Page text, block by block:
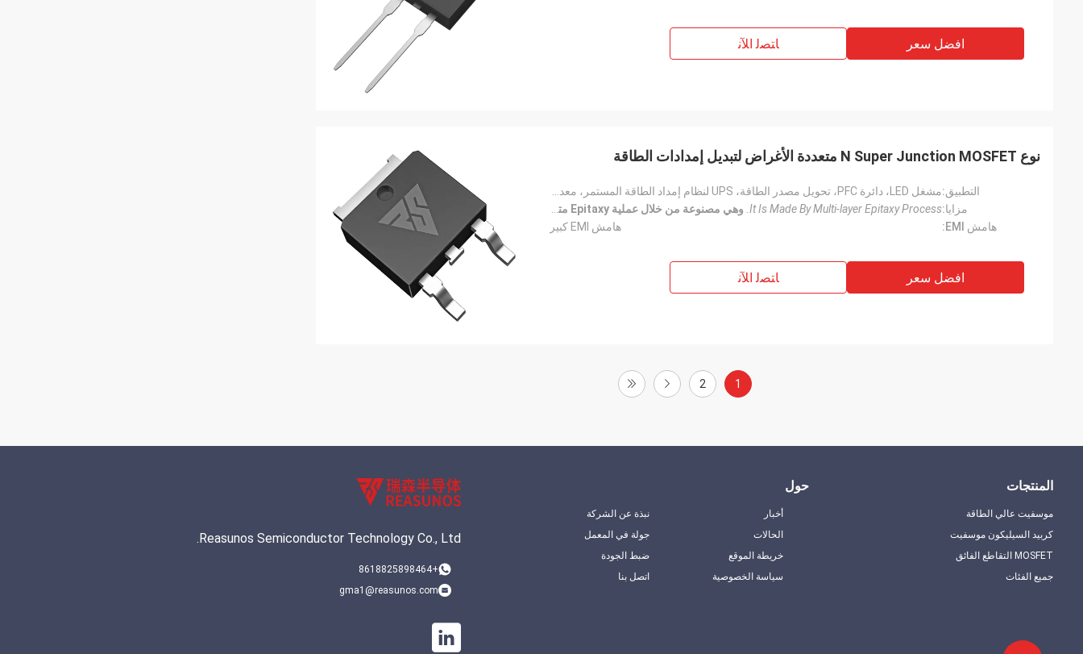
افضل سعر ﺎﺘﺼﻟ ﺍﻶﻧ
نوع N Super Junction MOSFET متعددة الأغراض لتبديل إمدادات الطاقة
التطبيق:
مزايا:It Is Made By Multi-layer Epitaxy Process. وهي مصنوعة من خلال عملية Epitaxy متعددة الطبقات
هامش EMI:
هامش EMI كبير
افضل سعر ﺎﺘﺼﻟ ﺍﻶﻧ
1
2
Reasunos Semiconductor Technology Co., Ltd.
+8618825898464
gma1@reasunos.com
حول
نبذة عن الشركة
جولة في المعمل
ضبط الجودة
اتصل بنا
أخبار
الحالات
خريطة الموقع
سياسة الخصوصية
المنتجات
موسفيت عالي الطاقة
كربيد السيليكون موسفيت
MOSFET التقاطع الفائق
جميع الفئات